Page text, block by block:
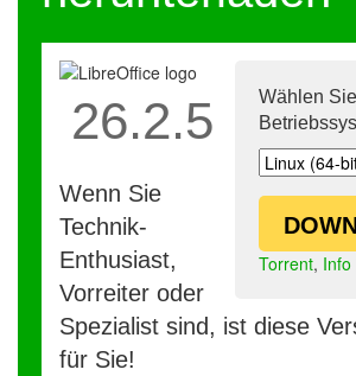
Wählen
Torrent, Info
26.2.5
Wenn Sie
Technik-
Enthusiast,
Vorreiter oder
Spezialist sind, ist diese
für Sie!